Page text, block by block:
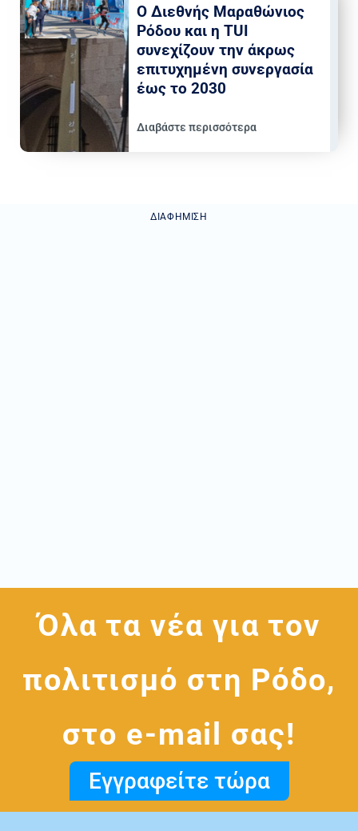
Ο Διεθνής Μαραθώνιος
Ρόδου και η TUI
συνεχίζουν την άκρως
επιτυχημένη συνεργασία
έως το 2030
Διαβάστε περισσότερα
ΔΙΑΦΉΜΙΣΗ
Όλα τα νέα για τον
πολιτισμό στη Ρόδο,
στο e-mail σας!
Εγγραφείτε τώρα